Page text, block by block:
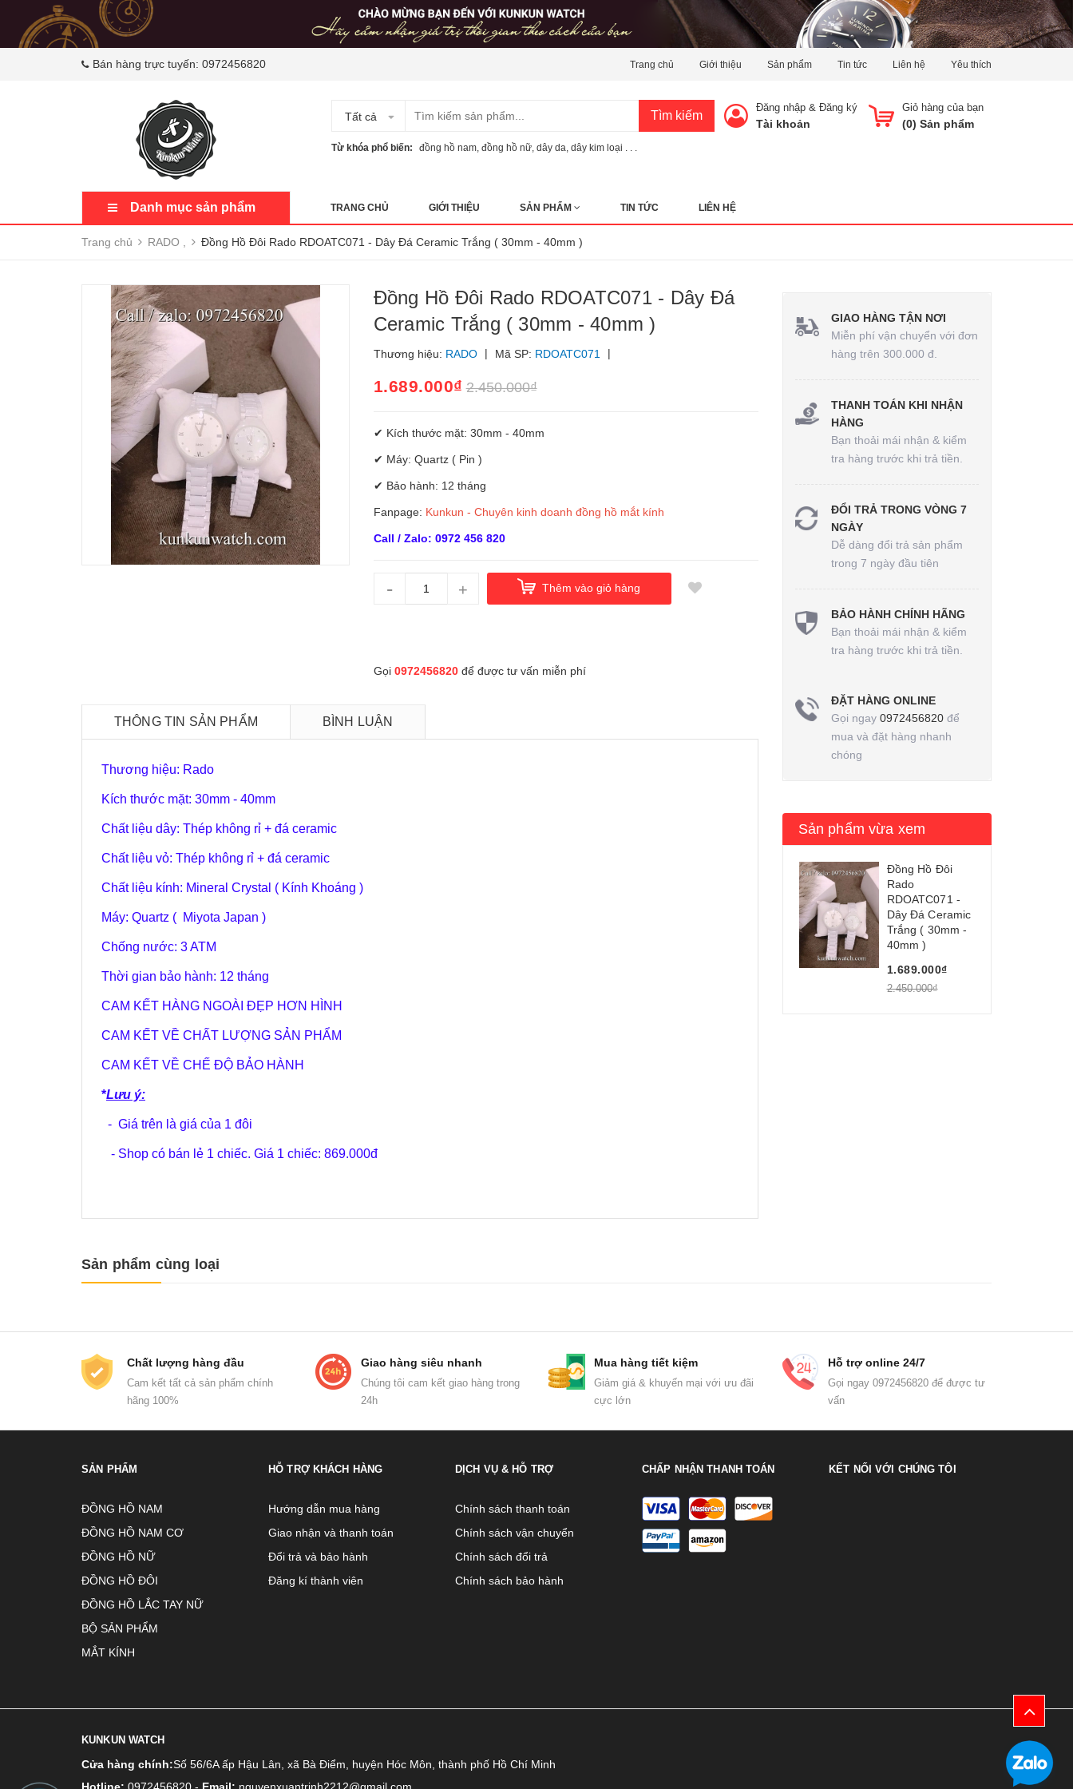
Bán hàng trực tuyến: 0972456820 Trang chủ Giới thiệu Sản phẩm Tin tức Liên hệ Yêu thích
Tất cả Tìm kiếm
Từ khóa phổ biến: đồng hồ nam đồng hồ nữ dây da dây kim loại . . .
Giỏ hàng của bạn
(0) Sản phẩm
Đăng nhập & Đăng ký
Tài khoản
Danh mục sản phẩm TRANG CHỦ GIỚI THIỆU SẢN PHẨM TIN TỨC LIÊN HỆ
Trang chủ RADO , Đồng Hồ Đôi Rado RDOATC071 - Dây Đá Ceramic Trắng ( 30mm - 40mm )
Đồng Hồ Đôi Rado RDOATC071 - Dây Đá
Ceramic Trắng ( 30mm - 40mm )
Thương hiệu: RADO | Mã SP: RDOATC071 |
1.689.000₫ 2.450.000₫
✔ Kích thước mặt: 30mm - 40mm
✔ Máy: Quartz ( Pin )
✔ Bảo hành: 12 tháng
Fanpage: Kunkun - Chuyên kinh doanh đồng hồ mắt kính
Call / Zalo: 0972 456 820
- + Thêm vào giỏ hàng
Gọi 0972456820để được tư vấn miễn phí
THÔNG TIN SẢN PHẨM BÌNH LUẬN
Thương hiệu: Rado
Kích thước mặt: 30mm - 40mm
Chất liệu dây: Thép không rỉ + đá ceramic
Chất liệu vỏ: Thép không rỉ + đá ceramic
Chất liệu kính: Mineral Crystal ( Kính Khoáng )
Máy: Quartz ( Miyota Japan )
Chống nước: 3 ATM
Thời gian bảo hành: 12 tháng
CAM KẾT HÀNG NGOÀI ĐẸP HƠN HÌNH
CAM KẾT VỀ CHẤT LƯỢNG SẢN PHẨM
CAM KẾT VỀ CHẾ ĐỘ BẢO HÀNH
*Lưu ý:
- Giá trên là giá của 1 đôi
- Shop có bán lẻ 1 chiếc. Giá 1 chiếc: 869.000đ
GIAO HÀNG TẬN NƠI
Miễn phí vận chuyển với đơn
hàng trên 300.000 đ.
THANH TOÁN KHI NHẬN
HÀNG
Bạn thoải mái nhận & kiểm
tra hàng trước khi trả tiền.
ĐỔI TRẢ TRONG VÒNG 7
NGÀY
Dễ dàng đổi trả sản phẩm
trong 7 ngày đầu tiên
BẢO HÀNH CHÍNH HÃNG
Bạn thoải mái nhận & kiểm
tra hàng trước khi trả tiền.
ĐẶT HÀNG ONLINE
Gọi ngay 0972456820để
mua và đặt hàng nhanh
chóng
Sản phẩm vừa xem
Đồng Hồ Đôi
Rado
RDOATC071 -
Dây Đá Ceramic
Trắng ( 30mm -
40mm )
1.689.000₫
2.450.000₫
Sản phẩm cùng loại
Chất lượng hàng đầu
Cam kết tất cả sản phẩm chính
hãng 100%
Giao hàng siêu nhanh
Chúng tôi cam kết giao hàng trong
24h
Mua hàng tiết kiệm
Giảm giá & khuyến mại với ưu đãi
cực lớn
Hỗ trợ online 24/7
Gọi ngay 0972456820 để được tư
vấn
SẢN PHẨM
ĐỒNG HỒ NAM
ĐỒNG HỒ NAM CƠ
ĐỒNG HỒ NỮ
ĐỒNG HỒ ĐÔI
ĐỒNG HỒ LẮC TAY NỮ
BỘ SẢN PHẨM
MẮT KÍNH
HỖ TRỢ KHÁCH HÀNG
Hướng dẫn mua hàng
Giao nhận và thanh toán
Đổi trả và bảo hành
Đăng kí thành viên
DỊCH VỤ & HỖ TRỢ
Chính sách thanh toán
Chính sách vận chuyển
Chính sách đổi trả
Chính sách bảo hành
CHẤP NHẬN THANH TOÁN KẾT NỐI VỚI CHÚNG TÔI
KUNKUN WATCH
Cửa hàng chính:Số 56/6A ấp Hậu Lân, xã Bà Điểm, huyện Hóc Môn, thành phố Hồ Chí Minh
Hotline: 0972456820 - Email: nguyenxuantrinh2212@gmail.com